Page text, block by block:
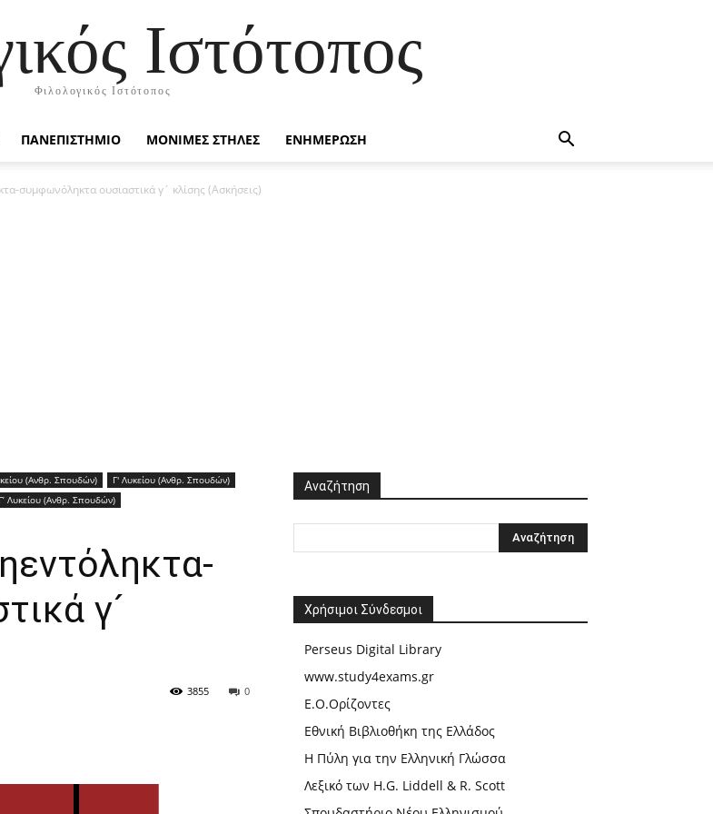
Ιστότοπος
Φιλολογικός Ιστότοπος
ΠΑΝΕΠΙΣΤΗΜΙΟ ΜΟΝΙΜΕΣ ΣΤΗΛΕΣ ΕΝΗΜΕΡΩΣΗ
συμφωνόληκτα ουσιαστικά γ´ κλίσης (Ασκήσεις)
(Ανθρ. Σπουδών)
Γ' Λυκείου (Ανθρ. Σπουδών)
Λυκείου (Ανθρ. Σπουδών)
γ´
0
3855
Αναζήτηση
Χρήσιμοι Σύνδεσμοι
Perseus Digital Library
www.study4exams.gr
Ε.Ο.Ορίζοντες
Εθνική Βιβλιοθήκη της Ελλάδος
Η Πύλη για την Ελληνική Γλώσσα
Λεξικό των H.G. Liddell & R. Scott